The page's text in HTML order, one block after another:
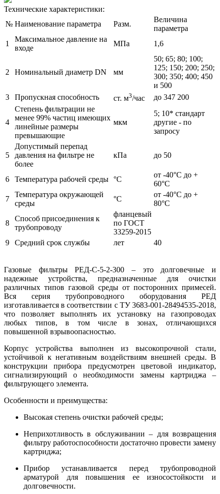
Технические характеристики:
№ Наименование параметра Разм.
Величина
параметра
1
Максимальное давление на
входе
МПа 1,6
2 Номинальный диаметр DN мм
50; 65; 80; 100;
125; 150; 200; 250;
300; 350; 400; 450
и 500
3
Пропускная способность ст. м3/час до 347 200
4
Степень фильтрации не
менее 99% частиц имеющих
линейные размеры
превышающие
мкм
5; 10* стандарт
другие - по
запросу
5
Допустимый перепад
давления на фильтре не
более
кПа до 50
6 Температура рабочей среды °С
от -40°С до +
60°С
7
Температура окружающей
среды
°С
от -40°С до +
80°С
8
Способ присоединения к
трубопроводу
фланцевый
по ГОСТ
33259-2015
9
Средний срок службы лет 40
Газовые фильтры РЕД-С-5-2-300 – это долговечные и
надежные устройства, предназначенные для очистки
различных типов газовой среды от посторонних примесей.
Вся серия трубопроводного оборудования РЕД
изготавливается в соответствии с ТУ 3683-001-28494535-2018,
что позволяет выполнять их установку на газопроводах
любых типов, в том числе в зонах, отличающихся
повышенной взрывоопасностью.
Корпус устройства выполнен из высокопрочной стали,
устойчивой к негативным воздействиям внешней среды. В
конструкции прибора предусмотрен цветовой индикатор,
сигнализирующий о необходимости замены картриджа –
фильтрующего элемента.
Особенности и преимущества:
Высокая степень очистки рабочей среды;
Неприхотливость в обслуживании – для возвращения
фильтру работоспособности достаточно провести замену
картриджа;
Прибор устанавливается перед трубопроводной
арматурой для повышения ее износостойкости и
долговечности.